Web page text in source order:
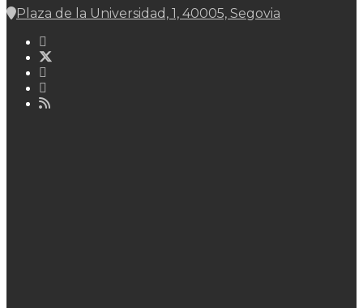
Plaza de la Universidad, 1, 40005, Segovia